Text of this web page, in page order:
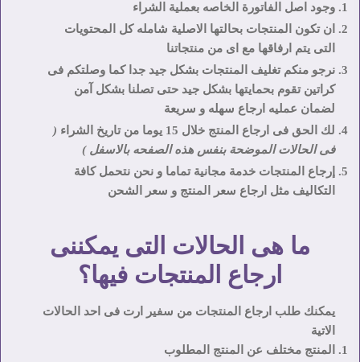
وجود اصل الفاتورة الخاصه بعملية الشراء
ان تكون المنتجات بحالتها الاصلية شامله كل المحتويات
التى يتم ارفاقها مع اى من منتجاتنا
نرجو منكم تغليف المنتجات بشكل جيد جدا كما وصلتكم فى
كراتين تقوم بحمايتها بشكل جيد حتى تصلنا بشكل آمن
لضمان عمليه ارجاع سهله و سريعة
لك الحق فى ارجاع المنتج خلال 15 يوما من تاريخ الشراء
(
فى الحالات الموضحة بنفس هذه الصفحه بالاسفل )
إرجاع المنتجات خدمة مجانية تماما و نحن نتحمل كافة
التكاليف مثل ارجاع سعر المنتج و سعر الشحن
ما هى الحالات التى يمكننى
ارجاع المنتجات فيها؟
يمكنك طلب ارجاع المنتجات من سفير ارت فى احد الحالات
الاتية
المنتج مختلف عن المنتج المطلوب